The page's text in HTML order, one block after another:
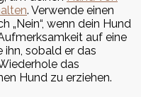
. Verwende einen
„Nein“, wenn dein Hund
auf eine
sobald er das
das
Hund zu erziehen.